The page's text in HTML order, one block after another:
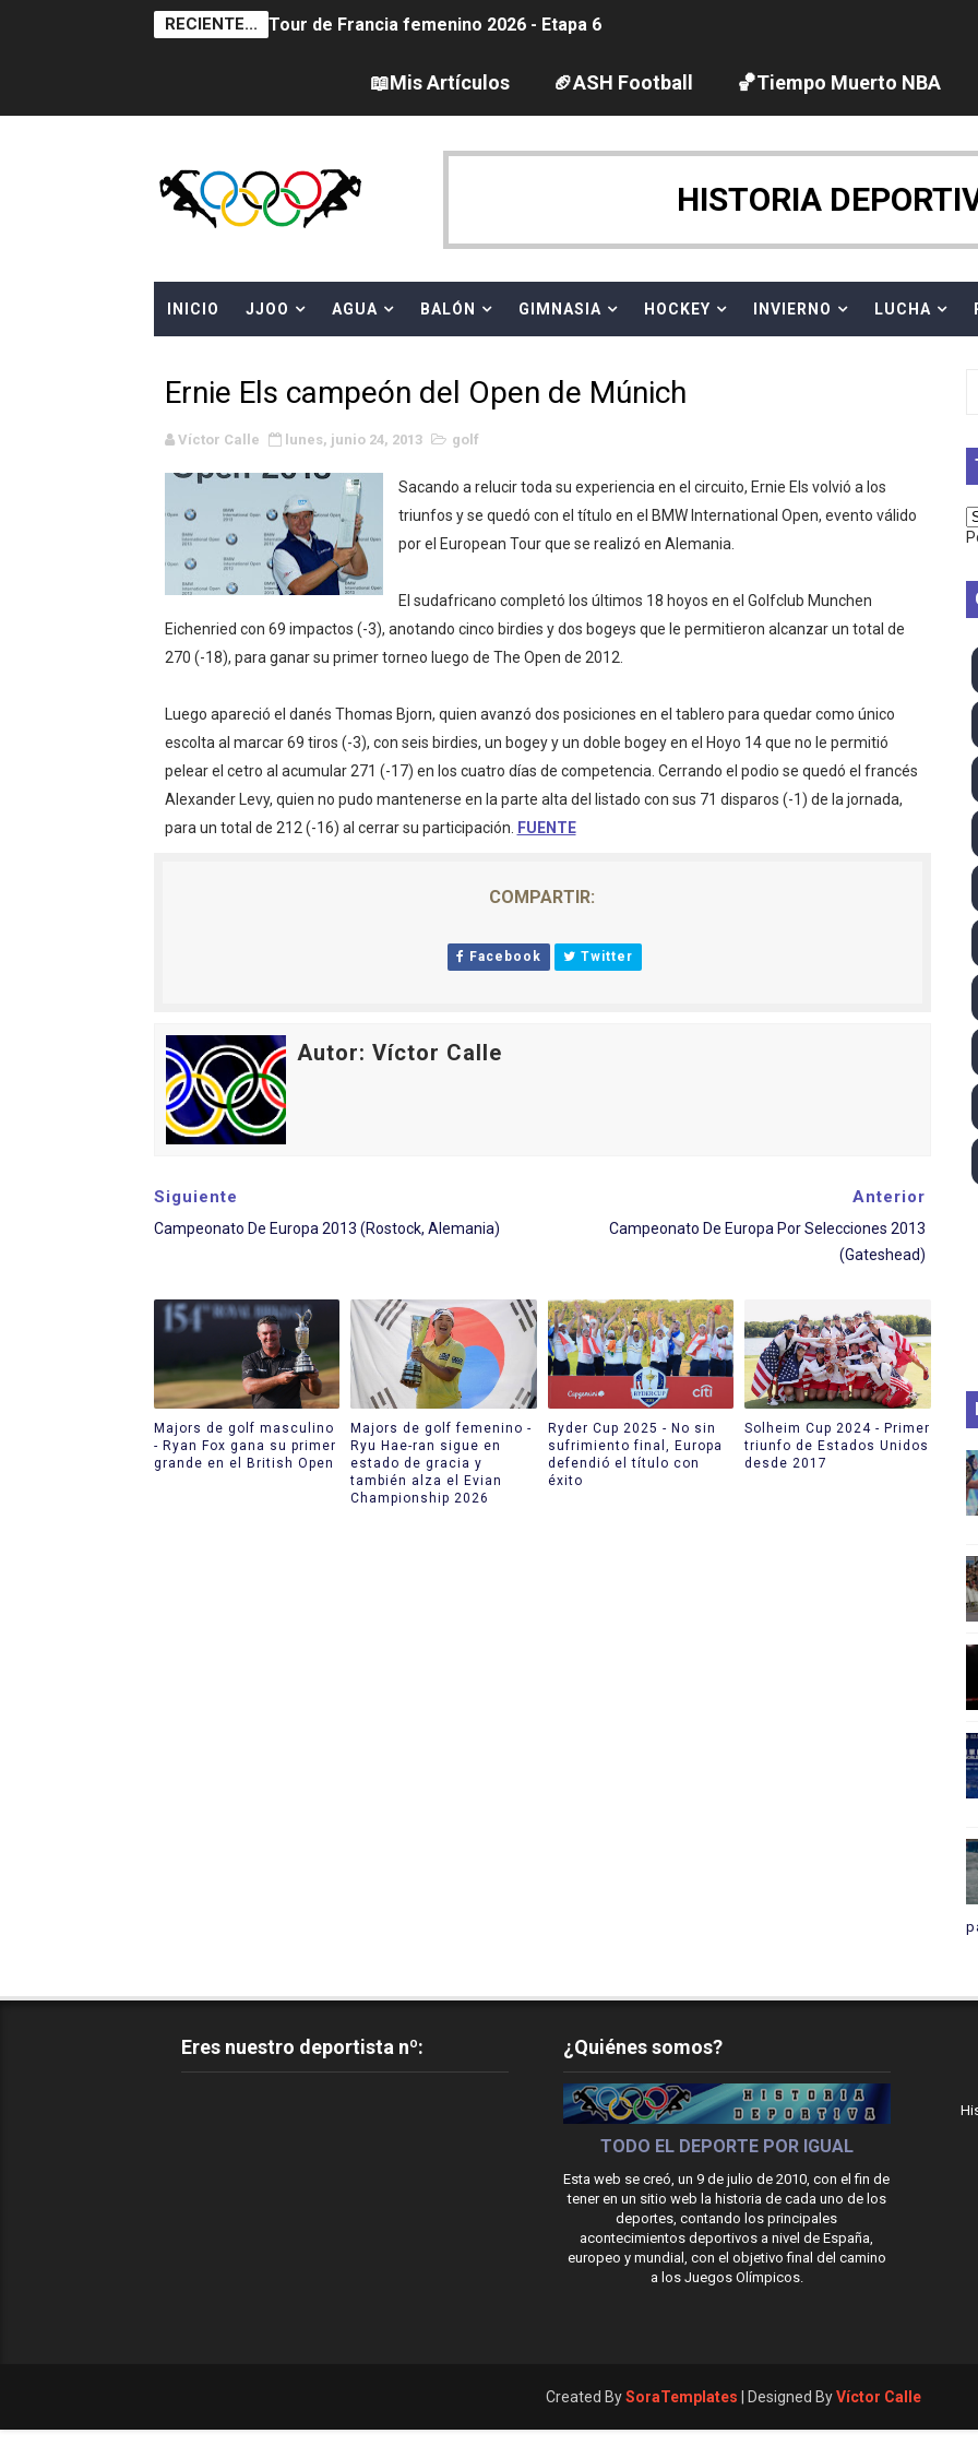
RECIENTE... Tour de Francia femenino 2026 - Etapa 6
Women's Pro Baseball League 2026
Campeonato de Europa en aguas abiertas 2026 (París, Francia) - Dobletes de
Campeonato de Europa de pentatlón moderno 2026 (Estambul, Turquía)
Campeonato de Europa de natación artística 2026 (París, Francia) - España domina
Canadá Open 2026
WWE NXT - Myles Borne y Tavion Heights ponen fin al reinado por parejas de The
Canadian Football League 2026 - Week 10
EFA y AFLE 2026 - Regular season
Grandes éxitos por fin para Chelsea Green, Chad Gable y Baron Corbin en SummerSlam
Campeonato de Europa de MTB 2026 (Monteceneri, Suiza) - Charlie Aldridge y Sina
Campeonato de Europa de remo 2026 (Varese, Italia) - Rumanía, Alemania y Gran
Mundial de lacrosse femenino 2026 (Tokio, Japón) - Estados Unidos invencibles, ya
Máxima celebración en el último Impact! con Jason Hotch como nuevo TNA
Mundial de esgrima 2026 (Hong Kong) - La delegación italiana arrasa con 4 oros y 4
Raquel Rodriguez es la nueva monarca Intercontinental, su primer título individual en
Athletes Unlimited Softball League 2026 - Las Utah Talons son bicampeonas de la AUSL
Mundial de piragüismo slalom 2026 (Oklahoma City, Estados Unidos) - Miquel Travé
Tour de Francia masculino 2026 - Tadej Pogacar entra en el selecto grupo de los
Mundial de Fórmula 1 2026 - Lando Norris consigue en Hungría su primera victoria
Campeonato de Europa de saltos 2026 (París, Francia) - Bronce para Jorge y Ana
📖Mis Artículos 🏈ASH Football 🏀Tiempo Muerto NBA
HISTORIA
INICIO JJOO AGUA BALÓN GIMNASIA HOCKEY INVIERNO LUCHA
Ernie Els campeón del Open de Múnich
Víctor Calle lunes, junio 24, 2013 golf
Sacando a relucir toda su experiencia en el circuito, Ernie Els volvió a los
triunfos y se quedó con el título en el BMW International Open, evento válido
por el European Tour que se realizó en Alemania.
El sudafricano completó los últimos 18 hoyos en el Golfclub Munchen
Eichenried con 69 impactos (-3), anotando cinco birdies y dos bogeys que le permitieron alcanzar un total de
270 (-18), para ganar su primer torneo luego de The Open de 2012.
Luego apareció el danés Thomas Bjorn, quien avanzó dos posiciones en el tablero para quedar como único
escolta al marcar 69 tiros (-3), con seis birdies, un bogey y un doble bogey en el Hoyo 14 que no le permitió
pelear el cetro al acumular 271 (-17) en los cuatro días de competencia. Cerrando el podio se quedó el francés
Alexander Levy, quien no pudo mantenerse en la parte alta del listado con sus 71 disparos (-1) de la jornada,
para un total de 212 (-16) al cerrar su participación.
FUENTE
COMPARTIR:
Facebook Twitter
Autor: Víctor Calle
Siguiente
Campeonato De Europa 2013 (Rostock, Alemania)
Anterior
Campeonato De Europa Por Selecciones 2013
(Gateshead)
Majors de golf masculino
- Ryan Fox gana su primer
grande en el British Open
Majors de golf femenino -
Ryu Hae-ran sigue en
estado de gracia y
también alza el Evian
Championship 2026
Ryder Cup 2025 - No sin
sufrimiento final, Europa
defendió el título con
éxito
Solheim Cup 2024 - Primer
triunfo de Estados Unidos
desde 2017
Eres nuestro deportista nº: ¿Quiénes somos?
TODO EL DEPORTE POR IGUAL
Esta web se creó, un 9 de julio de 2010, con el fin de
tener en un sitio web la historia de cada uno de los
deportes, contando los principales
acontecimientos deportivos a nivel de España,
europeo y mundial, con el objetivo final del camino
a los Juegos Olímpicos.
Created BySoraTemplates | Designed ByVíctor Calle